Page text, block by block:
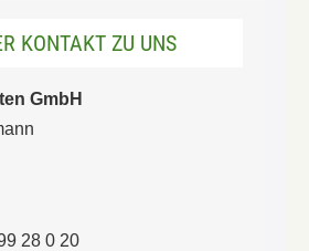
KONTAKT ZU UNS
GmbH
28 0 20